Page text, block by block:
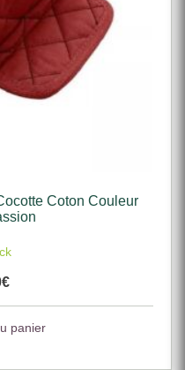
Coton Couleur
€
panier